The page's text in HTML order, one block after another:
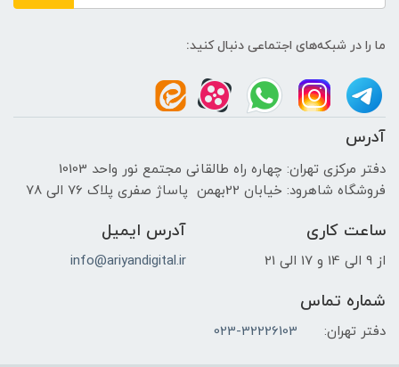
روی میز - دیواری - میز چک اوت
ما را در شبکه‌های اجتماعی دنبال کنید:
آدرس
دفتر مرکزی تهران: چهاره راه طالقانی مجتمع نور واحد 10103
فروشگاه شاهرود: خیابان 22بهمن پاساژ صفری پلاک 76 الی 78
ساعت کاری
از 9 الی 14 و 17 الی 21
آدرس ایمیل
info@ariyandigital.ir
شماره تماس
دفتر تهران: 023-32226103